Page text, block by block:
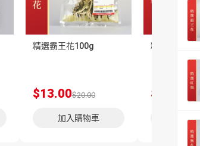
精選霸王花100g
$13.00$20.00
加入購物車
精選紅棗180g
$12.00
加入